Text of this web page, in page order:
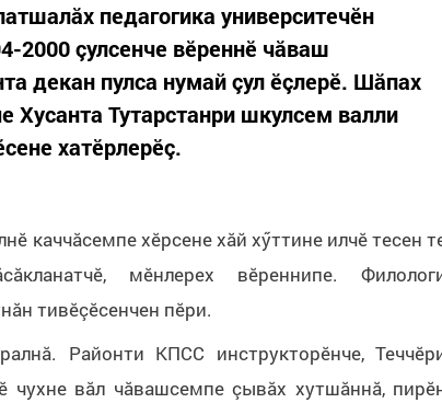
педагогика университечӗн
2000 çулсенче вӗреннӗ чăваш
декан пулса нумай çул ӗçлерӗ. Шăпах
Хусанта Тутарстанри шкулсем валли
хатӗрлерӗç.
каччăсемпе хӗрсене хăй хӳттине илчӗ тесен
мӗнлерех вӗреннипе.
тивӗçӗсенчен пӗри.
Районти КПСС инструкторӗнче,
чухне вăл чăвашсемпе çывăх хутшăннă,